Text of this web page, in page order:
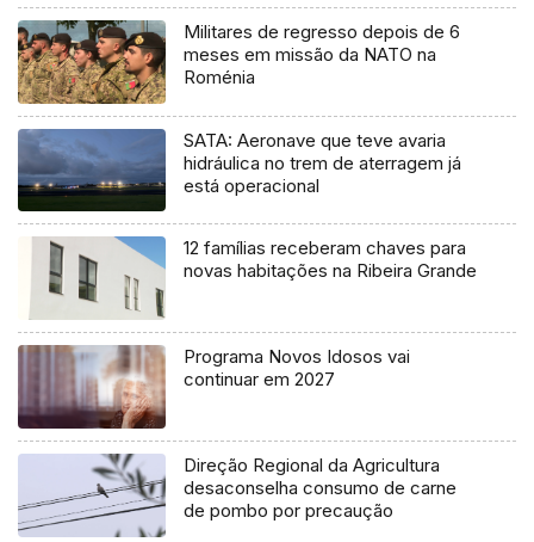
Militares de regresso depois de 6
meses em missão da NATO na
Roménia
SATA: Aeronave que teve avaria
hidráulica no trem de aterragem já
está operacional
12 famílias receberam chaves para
novas habitações na Ribeira Grande
Programa Novos Idosos vai
continuar em 2027
Direção Regional da Agricultura
desaconselha consumo de carne
de pombo por precaução